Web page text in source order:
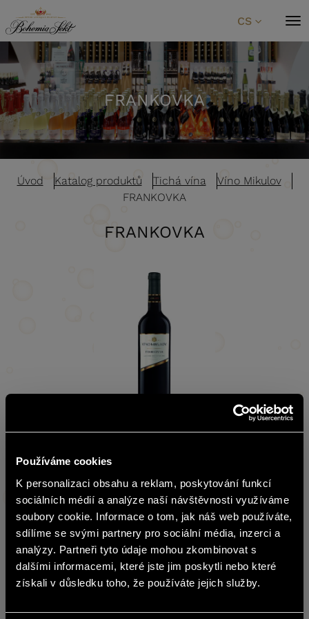
Používáme cookies
K personalizaci obsahu a reklam, poskytování funkcí
sociálních médií a analýze naší návštěvnosti využíváme
soubory cookie. Informace o tom, jak náš web používáte,
sdílíme se svými partnery pro sociální média, inzerci a
analýzy. Partneři tyto údaje mohou zkombinovat s
dalšími informacemi, které jste jim poskytli nebo které
získali v důsledku toho, že používáte jejich služby.
Přeskočit na obsah
CS
FRANKOVKA
Úvod Katalog produktů Tichá vína
Víno Mikulov
FRANKOVKA
FRANKOVKA
Frankovka
Vinařská oblast: Morava
Nižší barva českého granátu, bohaté aroma připomíná
švestky, papriku a koření. Chuť je středně plná, jemně
kořenitá, ovocného charakteru s elegantní dochutí.
Doporučení k pokrmům: Výborná kombinace s dušeným
Obsah stránek BOHEMIA SEKT není
vhodný pro osoby mladší 18 let.
Jste starší 18 let?